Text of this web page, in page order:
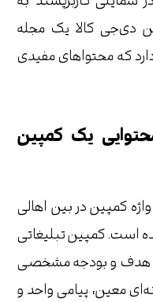
دی‌جی کالا یک مجله
که محتواهای مفیدی
یک کمپین
کمپین در بین اهالی
است. کمپین تبلیغاتی
هدف و بودجه مشخصی
معین، پیامی‌ واحد و